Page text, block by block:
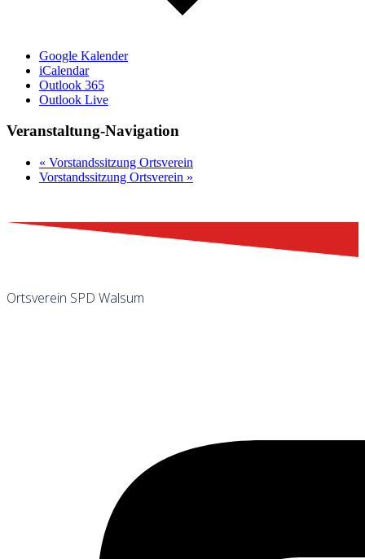
Google Kalender
iCalendar
Outlook 365
Outlook Live
Veranstaltung-Navigation
« Vorstandssitzung Ortsverein
Vorstandssitzung Ortsverein »
Ortsverein SPD Walsum